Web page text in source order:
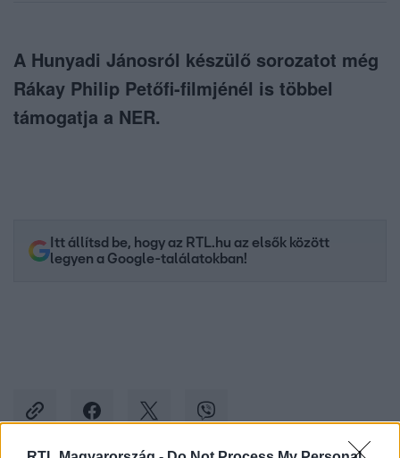
A Hunyadi Jánosról készülő sorozatot még
Rákay Philip Petőfi-filmjénél is többel
támogatja a NER.
Itt állítsd be, hogy az RTL.hu az elsők között
legyen a Google-találatokban!